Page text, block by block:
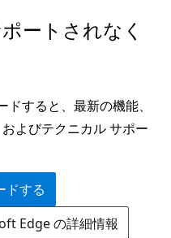
ートされなく
すると、最新の機能、
よびテクニカル サポー
ドする
Edge の詳細情報